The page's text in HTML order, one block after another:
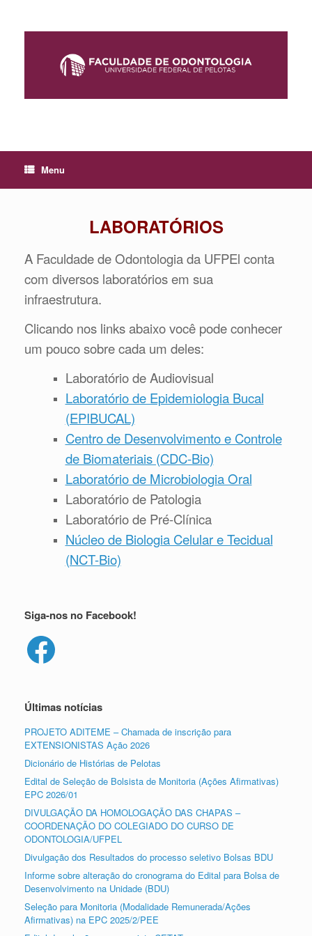
content
Menu
LABORATÓRIOS
A Faculdade de Odontologia da UFPEl conta
com diversos laboratórios em sua
infraestrutura.
Clicando nos links abaixo você pode conhecer
um pouco sobre cada um deles:
Laboratório de Audiovisual
Laboratório de Epidemiologia Bucal
(EPIBUCAL)
Centro de Desenvolvimento e Controle
de Biomateriais (CDC-Bio)
Laboratório de Microbiologia Oral
Laboratório de Patologia
Laboratório de Pré-Clínica
Núcleo de Biologia Celular e Tecidual
(NCT-Bio)
Siga-nos no Facebook!
Facebook
Últimas notícias
PROJETO ADITEME – Chamada de inscrição para
EXTENSIONISTAS Ação 2026
Dicionário de Histórias de Pelotas
Edital de Seleção de Bolsista de Monitoria (Ações Afirmativas)
EPC 2026/01
DIVULGAÇÃO DA HOMOLOGAÇÃO DAS CHAPAS –
COORDENAÇÃO DO COLEGIADO DO CURSO DE
ODONTOLOGIA/UFPEL
Divulgação dos Resultados do processo seletivo Bolsas BDU
Informe sobre alteração do cronograma do Edital para Bolsa de
Desenvolvimento na Unidade (BDU)
Seleção para Monitoria (Modalidade Remunerada/Ações
Afirmativas) na EPC 2025/2/PEE